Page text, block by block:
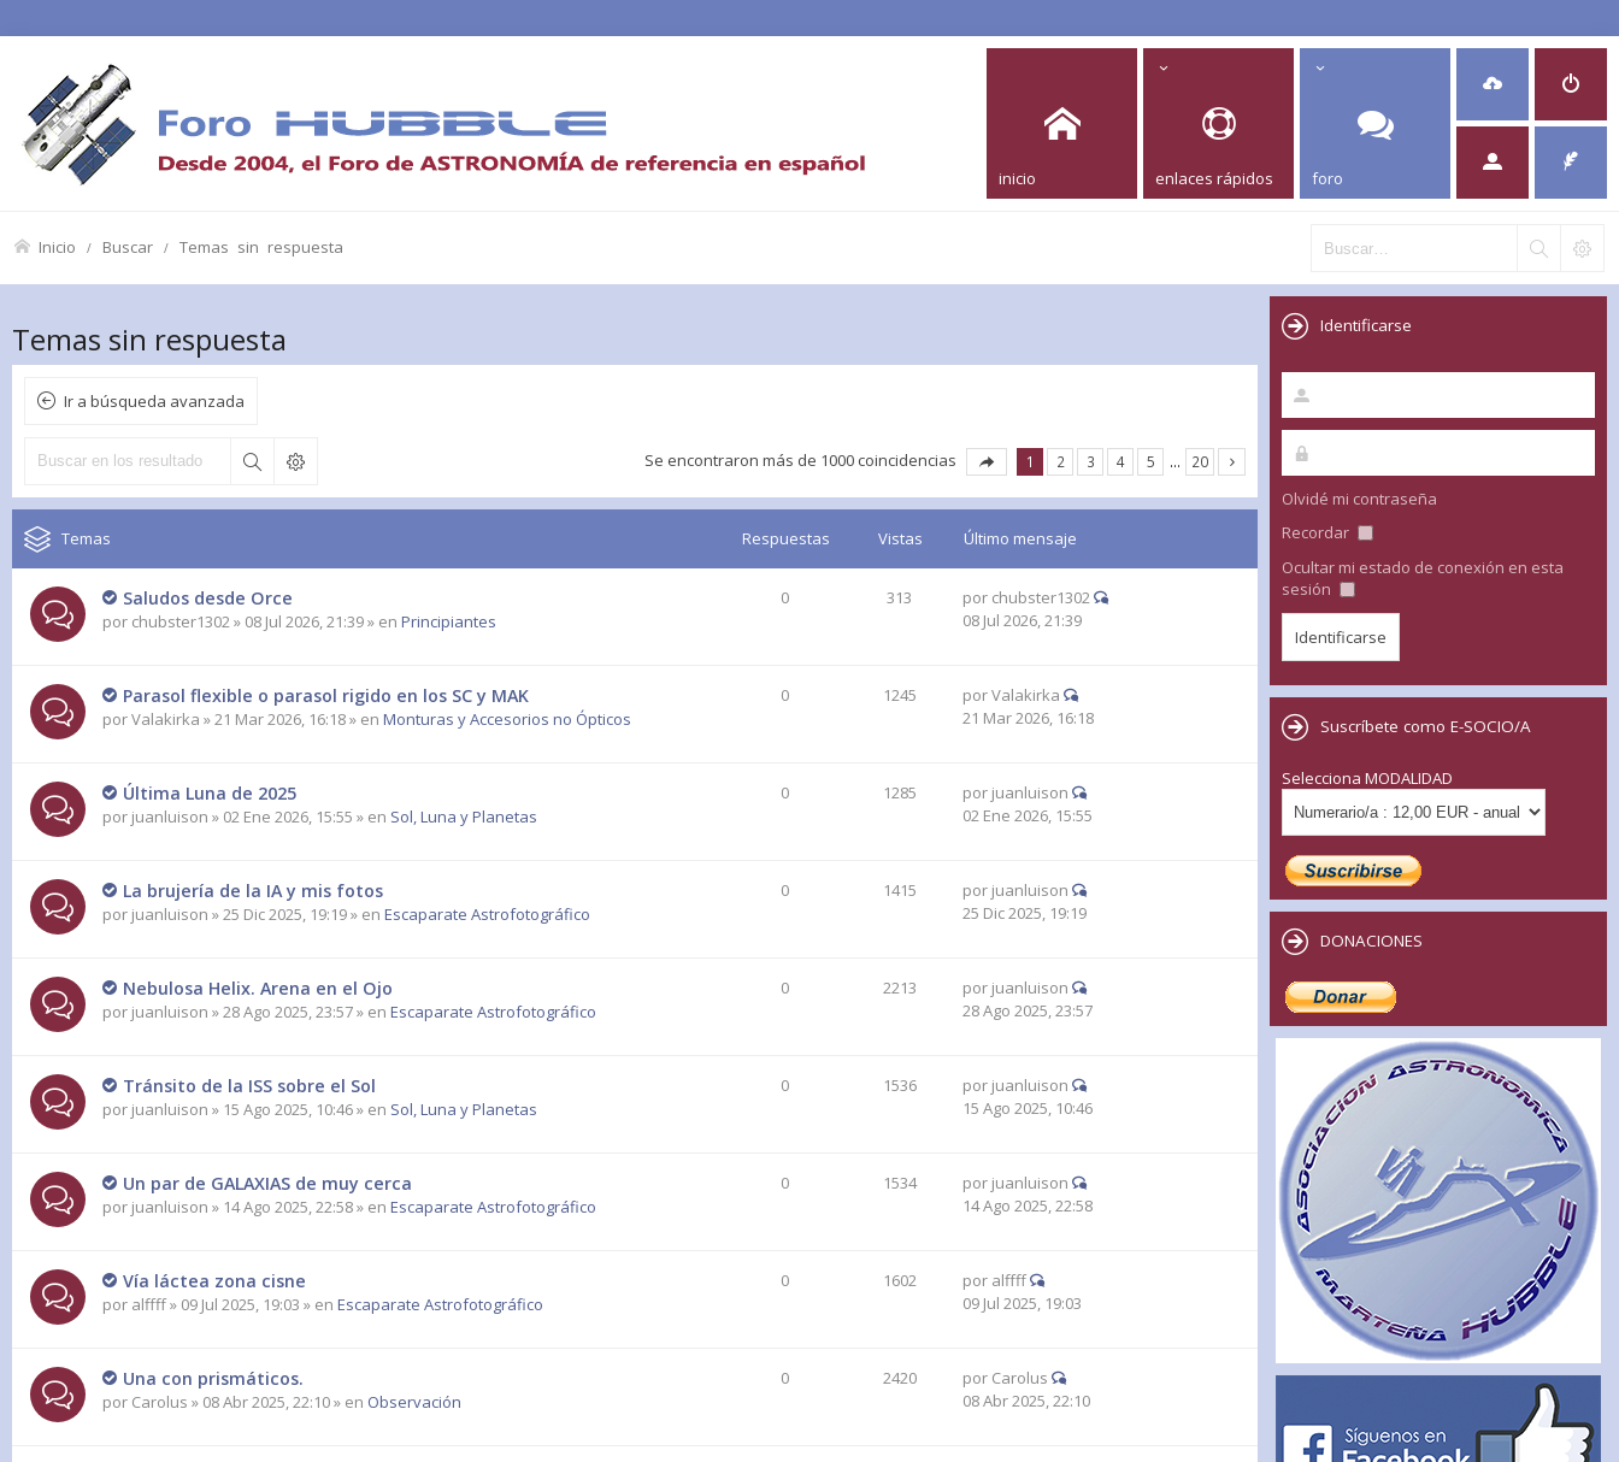
inicio enlaces rápidos foro
Inicio Buscar Temas sin respuesta
Temas sin respuesta
Ir a búsqueda avanzada
Se encontraron más de 1000 coincidencias 1 2 3 4 5 … 20
Temas Respuestas Vistas Último mensaje
Saludos desde Orce
por chubster1302» 08 Jul 2026, 21:39 » en Principiantes
0 313 por chubster1302
08 Jul 2026, 21:39
Parasol flexible o parasol rigido en los SC y MAK
porValakirka » 21 Mar 2026, 16:18 » en Monturas y Accesorios no Ópticos
0 1245 porValakirka
21 Mar 2026, 16:18
Última Luna de 2025
por juanluison » 02 Ene 2026, 15:55 » en Sol, Luna y Planetas
0 1285 por juanluison
02 Ene 2026, 15:55
La brujería de la IA y mis fotos
por juanluison » 25 Dic 2025, 19:19 » en Escaparate Astrofotográfico
0 1415 por juanluison
25 Dic 2025, 19:19
Nebulosa Helix. Arena en el Ojo
por juanluison » 28 Ago 2025, 23:57 » en Escaparate Astrofotográfico
0 2213 por juanluison
28 Ago 2025, 23:57
Tránsito de la ISS sobre el Sol
por juanluison » 15 Ago 2025, 10:46 » en Sol, Luna y Planetas
0 1536 por juanluison
15 Ago 2025, 10:46
Un par de GALAXIAS de muy cerca
por juanluison » 14 Ago 2025, 22:58 » en Escaparate Astrofotográfico
0 1534 por juanluison
14 Ago 2025, 22:58
Vía láctea zona cisne
por alffff» 09 Jul 2025, 19:03 » en Escaparate Astrofotográfico
0 1602 por alffff
09 Jul 2025, 19:03
Una con prismáticos.
por Carolus » 08 Abr 2025, 22:10 » en Observación
0 2420 por Carolus
08 Abr 2025, 22:10
Identificarse
Olvidé mi contraseña
Recordar
Ocultar mi estado de conexión en esta
sesión
Suscríbete como E-SOCIO/A
Selecciona MODALIDAD
DONACIONES